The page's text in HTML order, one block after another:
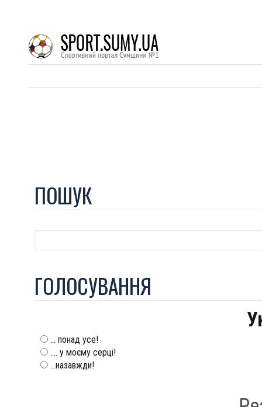
ПОШУК
ГОЛОСУВАННЯ
... понад усе!
.... у моєму серці!
...назавжди!